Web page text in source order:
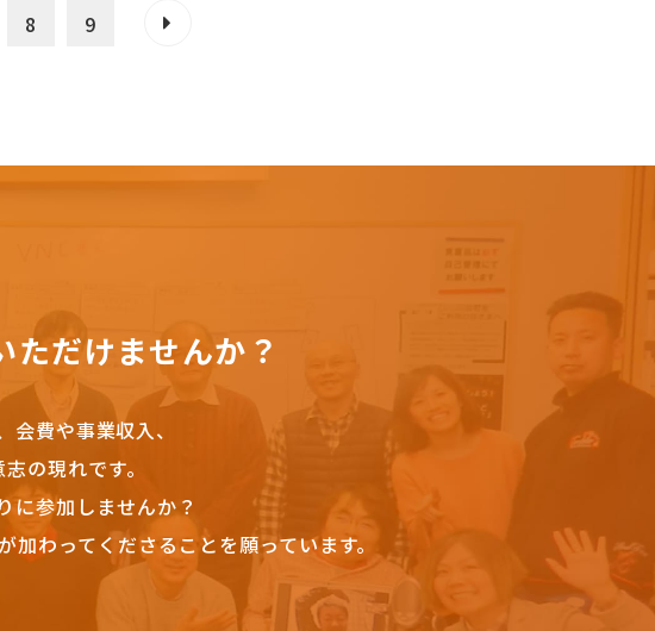
8 9
ただけませんか？
費や事業収入、
の現れです。
に参加しませんか？
わってくださることを願っています。